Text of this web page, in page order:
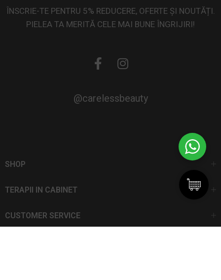
ÎNSCRIE-TE PENTRU 5% REDUCERE, OFERTE ȘI NOUTĂȚI.
PIELEA TA MERITĂ CELE MAI BUNE ÎNGRIJIRI!
@carelessbeauty
SHOP
TERAPII IN CABINET
CUSTOMER SERVICE